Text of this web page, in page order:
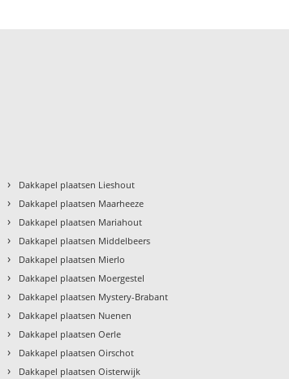
› Dakkapel plaatsen Lieshout
› Dakkapel plaatsen Maarheeze
› Dakkapel plaatsen Mariahout
› Dakkapel plaatsen Middelbeers
› Dakkapel plaatsen Mierlo
› Dakkapel plaatsen Moergestel
› Dakkapel plaatsen Mystery-Brabant
› Dakkapel plaatsen Nuenen
› Dakkapel plaatsen Oerle
› Dakkapel plaatsen Oirschot
› Dakkapel plaatsen Oisterwijk